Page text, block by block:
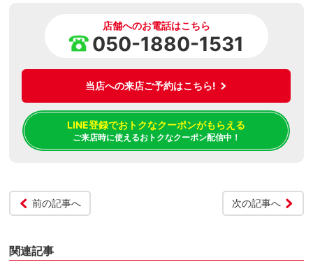
店舗へのお電話はこちら
050-1880-1531
当店への来店ご予約はこちら!
LINE登録でおトクなクーポンがもらえる
ご来店時に使えるおトクなクーポン配信中！
前の記事へ 次の記事へ
関連記事